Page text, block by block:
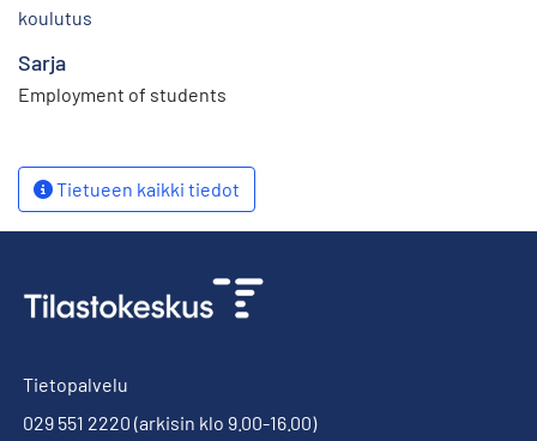
koulutus
Sarja
Employment of students
Tietueen kaikki tiedot
Tietopalvelu
029 551 2220 (arkisin klo 9.00-16.00)